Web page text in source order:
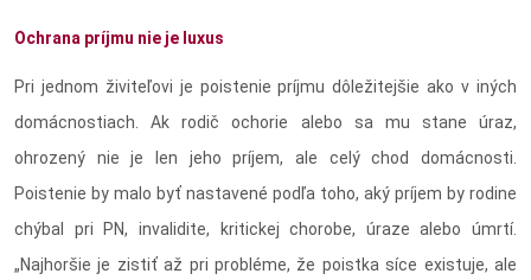
Ochrana príjmu nie je luxus
Pri jednom živiteľovi je poistenie príjmu dôležitejšie ako v iných
domácnostiach. Ak rodič ochorie alebo sa mu stane úraz,
ohrozený nie je len jeho príjem, ale celý chod domácnosti.
Poistenie by malo byť nastavené podľa toho, aký príjem by rodine
chýbal pri PN, invalidite, kritickej chorobe, úraze alebo úmrtí.
„Najhoršie je zistiť až pri probléme, že poistka síce existuje, ale